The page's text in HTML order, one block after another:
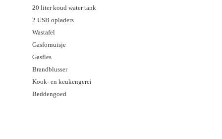
20 liter koud water tank
2 USB opladers
Wastafel
Gasfornuisje
Gasfles
Brandblusser
Kook- en keukengerei
Beddengoed